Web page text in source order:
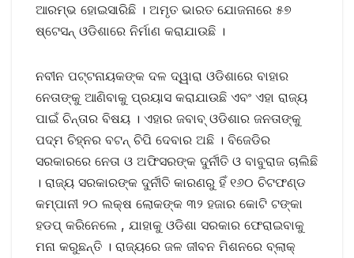
ଆରମ୍ଭ ହୋଇସାରିଛି । ଅମୃତ ଭାରତ ଯୋଜନାରେ ୫୭
ଷ୍ଟେସନ୍ ଓଡିଶାରେ ନିର୍ମାଣ କରାଯାଉଛି ।
ନବୀନ ପଟ୍ଟନାୟକଙ୍କ ଦଳ ଦ୍ୱାରା ଓଡିଶାରେ ବାହାର
ନେତାଙ୍କୁ ଆଣିବାକୁ ପ୍ରୟାସ କରାଯାଉଛି ଏବଂ ଏହା ରାଜ୍ୟ
ପାଇଁ ଚିନ୍ତାର ବିଷୟ । ଏହାର ଜବାବ୍ ଓଡିଶାର ଜନତାଙ୍କୁ
ପଦ୍ମ ଚିହ୍ନର ବଟନ୍ ଚିପି ଦେବାର ଅଛି । ବିଜେଡିର
ସରକାରରେ ନେତା ଓ ଅଫିସରଙ୍କ ଦୁର୍ନୀତି ଓ ବାବୁରାଜ ଚାଲିଛି
। ରାଜ୍ୟ ସରକାରଙ୍କ ଦୁର୍ନୀତି କାରଣରୁ ହିଁ ୧୬୦ ଚିଟଫଣ୍ଡ
କମ୍ପାନୀ ୨୦ ଲକ୍ଷ ଲୋକଙ୍କ ୩୨ ହଜାର କୋଟି ଟଙ୍କା
ହଡପ୍ କରିନେଲେ , ଯାହାକୁ ଓଡିଶା ସରକାର ଫେରାଇବାକୁ
ମନା କରୁଛନ୍ତି । ରାଜ୍ୟରେ ଜଳ ଜୀବନ ମିଶନରେ ବ୍ଲାକ୍